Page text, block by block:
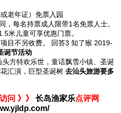
老年证）免票入园
，每名持票成人限带1名免票人士。
米儿童可享优惠门票。
目不另收费。 回答3 知了猴 2019-
诞节活动
方特欢乐世，童话飘雪小镇、圣诞
汇演，巨型圣诞树 去汕头旅游要多
问 》》 长岛渔家乐点评网